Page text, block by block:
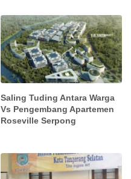
Saling Tuding Antara Warga
Vs Pengembang Apartemen
Roseville Serpong